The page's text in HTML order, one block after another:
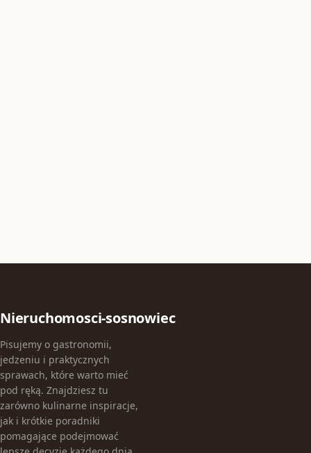
Nieruchomosci-sosnowiec
Pisujemy o gastronomii,
jedzeniu i praktycznych
sprawach, które warto mieć
pod ręką. Znajdziesz tu
zarówno kulinarne inspiracje,
jak i krótkie poradniki
pomagające podejmować